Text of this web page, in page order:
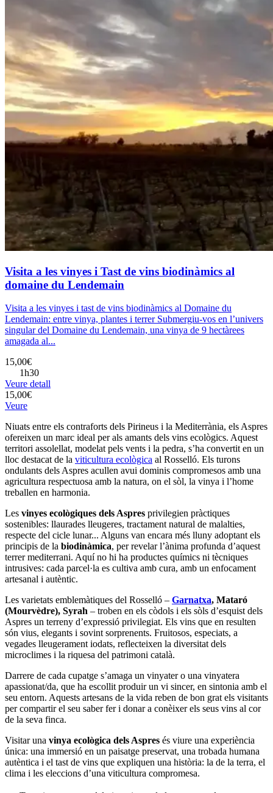
Visita a les vinyes i Tast de vins biodinàmics al
domaine du Lendemain
Visita a les vinyes i tast de vins biodinàmics al Domaine du
Lendemain: entre vinya, plantes i terrer Submergiu-vos en l’univers
singular del Domaine du Lendemain, una vinya de 9 hectàrees
amagada al...
15,00€
1h30
Veure detall
15,00€
Veure
Niuats entre els contraforts dels Pirineus i la Mediterrània, els Aspres
ofereixen un marc ideal per als amants dels vins ecològics. Aquest
territori assolellat, modelat pels vents i la pedra, s’ha convertit en un
lloc destacat de la viticultura ecològica al Rosselló. Els turons
ondulants dels Aspres acullen avui dominis compromesos amb una
agricultura respectuosa amb la natura, on el sòl, la vinya i l’home
treballen en harmonia.
Les vinyes ecològiques dels Aspres privilegien pràctiques
sostenibles: llaurades lleugeres, tractament natural de malalties,
respecte del cicle lunar... Alguns van encara més lluny adoptant els
principis de la biodinàmica, per revelar l’ànima profunda d’aquest
terrer mediterrani. Aquí no hi ha productes químics ni tècniques
intrusives: cada parcel·la es cultiva amb cura, amb un enfocament
artesanal i autèntic.
Les varietats emblemàtiques del Rosselló – Garnatxa, Mataró
(Mourvèdre), Syrah – troben en els còdols i els sòls d’esquist dels
Aspres un terreny d’expressió privilegiat. Els vins que en resulten
són vius, elegants i sovint sorprenents. Fruitosos, especiats, a
vegades lleugerament iodats, reflecteixen la diversitat dels
microclimes i la riquesa del patrimoni català.
Darrere de cada cupatge s’amaga un vinyater o una vinyatera
apassionat/da, que ha escollit produir un vi sincer, en sintonia amb el
seu entorn. Aquests artesans de la vida reben de bon grat els visitants
per compartir el seu saber fer i donar a conèixer els seus vins al cor
de la seva finca.
Visitar una vinya ecològica dels Aspres és viure una experiència
única: una immersió en un paisatge preservat, una trobada humana
autèntica i el tast de vins que expliquen una història: la de la terra, el
clima i les eleccions d’una viticultura compromesa.